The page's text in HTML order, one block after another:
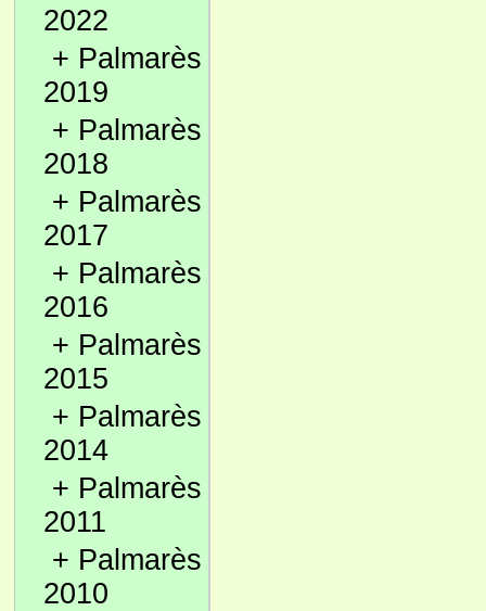
2022
+ Palmarès
2019
+ Palmarès
2018
+ Palmarès
2017
+ Palmarès
2016
+ Palmarès
2015
+ Palmarès
2014
+ Palmarès
2011
+ Palmarès
2010